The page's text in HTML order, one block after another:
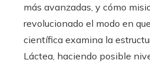
más avanzadas, y cómo
revolucionado el modo en
científica examina la
Láctea, haciendo posible